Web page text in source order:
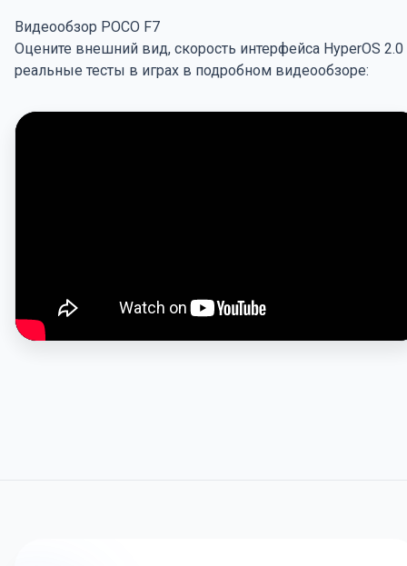
Видеообзор POCO F7
Оцените внешний вид, скорость интерфейса HyperOS 2.0
реальные тесты в играх в подробном видеообзоре: